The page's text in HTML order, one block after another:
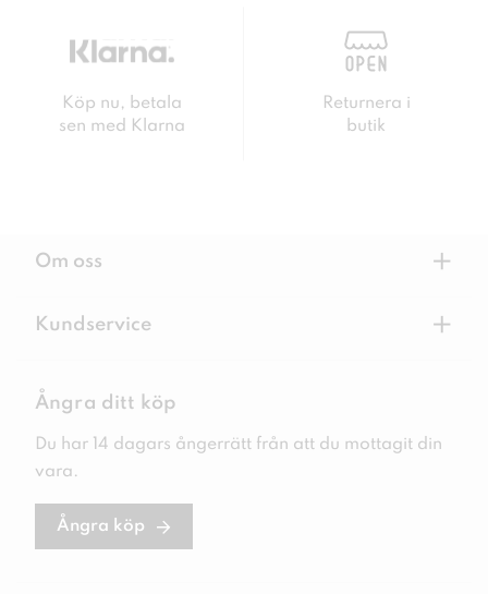
Köp nu, betala
sen med Klarna
Returnera i
butik
Om oss +
Kundservice +
Ångra ditt köp
Du har 14 dagars ångerrätt från att du mottagit din
vara.
Ångra köp